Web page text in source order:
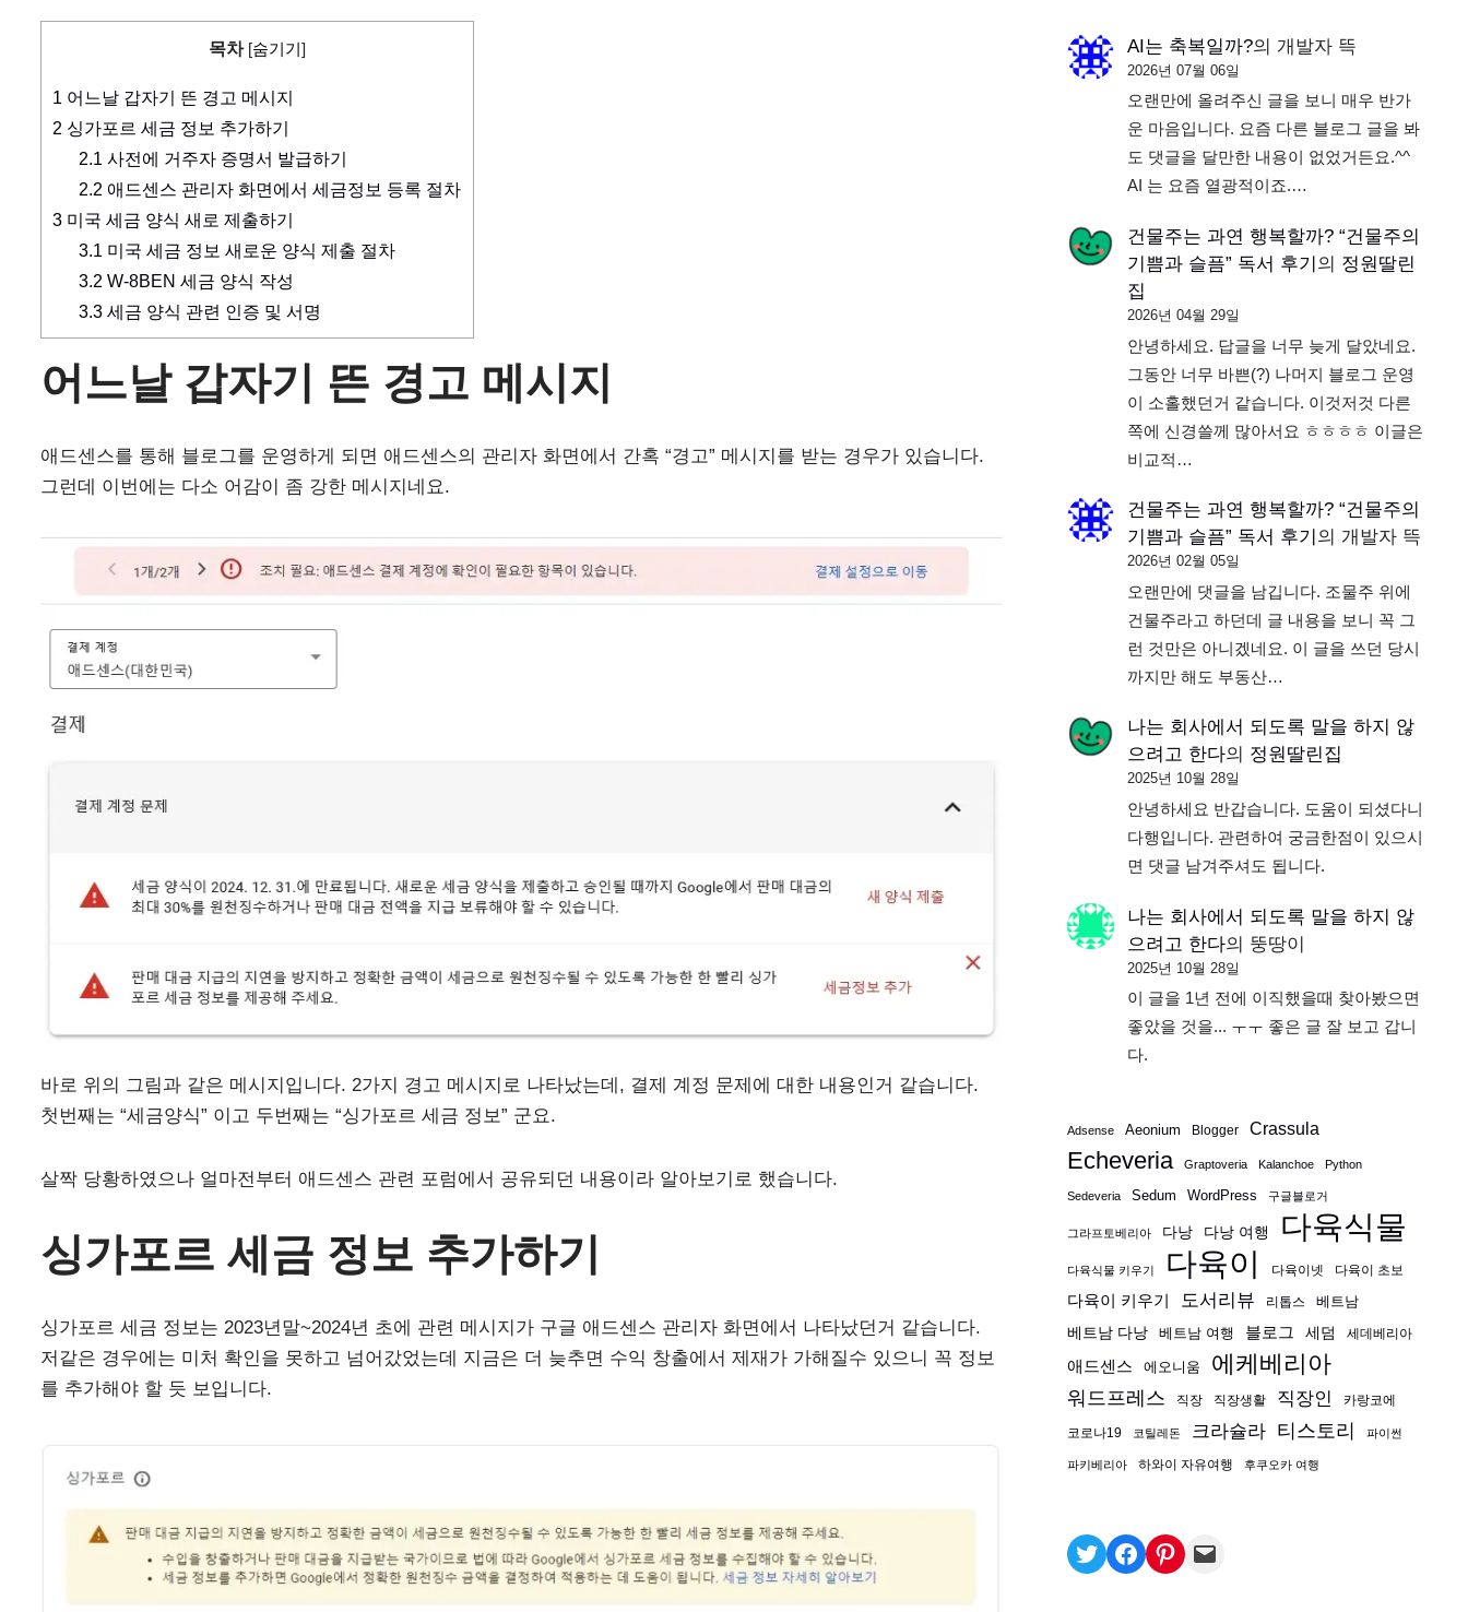
목차 [숨기기 ]
1 어느날 갑자기 뜬 경고 메시지
2 싱가포르 세금 정보 추가하기
2.1 사전에 거주자 증명서 발급하기
2.2 애드센스 관리자 화면에서 세금정보 등록 절차
3 미국 세금 양식 새로 제출하기
3.1 미국 세금 정보 새로운 양식 제출 절차
3.2 W-8BEN 세금 양식 작성
3.3 세금 양식 관련 인증 및 서명
어느날 갑자기 뜬 경고 메시지
애드센스를 통해 블로그를 운영하게 되면 애드센스의 관리자 화면에서 간혹 “경고” 메시지를 받는 경우가 있습니다.
그런데 이번에는 다소 어감이 좀 강한 메시지네요.
바로 위의 그림과 같은 메시지입니다. 2가지 경고 메시지로 나타났는데, 결제 계정 문제에 대한 내용인거 같습니다.
첫번째는 “세금양식” 이고 두번째는 “싱가포르 세금 정보” 군요.
살짝 당황하였으나 얼마전부터 애드센스 관련 포럼에서 공유되던 내용이라 알아보기로 했습니다.
싱가포르 세금 정보 추가하기
싱가포르 세금 정보는 2023년말~2024년 초에 관련 메시지가 구글 애드센스 관리자 화면에서 나타났던거 같습니다.
저같은 경우에는 미처 확인을 못하고 넘어갔었는데 지금은 더 늦추면 수익 창출에서 제재가 가해질수 있으니 꼭 정보
를 추가해야 할 듯 보입니다.
AI는 축복일까?의 개발자 뜩
2026년 07월 06일
오랜만에 올려주신 글을 보니 매우 반가
운 마음입니다. 요즘 다른 블로그 글을 봐
도 댓글을 달만한 내용이 없었거든요.^^
AI 는 요즘 열광적이죠.…
건물주는 과연 행복할까? “건물주의
기쁨과 슬픔” 독서 후기 의 정원딸린
집
2026년 04월 29일
안녕하세요. 답글을 너무 늦게 달았네요.
그동안 너무 바쁜(?) 나머지 블로그 운영
이 소홀했던거 같습니다. 이것저것 다른
쪽에 신경쓸께 많아서요 ㅎㅎㅎㅎ 이글은
비교적…
건물주는 과연 행복할까? “건물주의
기쁨과 슬픔” 독서 후기 의 개발자 뜩
2026년 02월 05일
오랜만에 댓글을 남깁니다. 조물주 위에
건물주라고 하던데 글 내용을 보니 꼭 그
런 것만은 아니겠네요. 이 글을 쓰던 당시
까지만 해도 부동산…
나는 회사에서 되도록 말을 하지 않
으려고 한다의 정원딸린집
2025년 10월 28일
안녕하세요 반갑습니다. 도움이 되셨다니
다행입니다. 관련하여 궁금한점이 있으시
면 댓글 남겨주셔도 됩니다.
나는 회사에서 되도록 말을 하지 않
으려고 한다의 뚱땅이
2025년 10월 28일
이 글을 1년 전에 이직했을때 찾아봤으면
좋았을 것을... ㅜㅜ 좋은 글 잘 보고 갑니
다.
Adsense Aeonium Blogger Crassula
Echeveria Graptoveria Kalanchoe Python
Sedeveria Sedum WordPress 구글블로거
그라프토베리아 다낭 다낭 여행 다육식물
다육식물 키우기 다육이 다육이넷 다육이 초보
다육이 키우기 도서리뷰 리톱스
베트남
베트남 다낭
베트남 여행 블로그 세덤 세데베리아
애드센스 에오니움 에케베리아
워드프레스 직장 직장생활 직장인 카랑코에
코로나19 코틸레돈 크라슐라 티스토리 파이썬
파키베리아 하와이 자유여행 후쿠오카 여행